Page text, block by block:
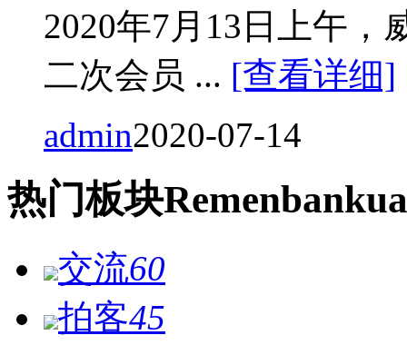
2020年7月13日上午，
二次会员 ... [查看详细]
admin2020-07-14
热门板块Remen
交流60
拍客45